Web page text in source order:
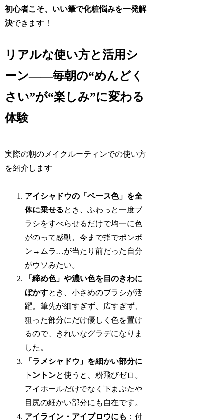
初心者こそ、いい筆で化粧悩みを一発解
決できます！
リアルな使い方と活用シ
ーン――毎朝の“めんどく
さい”が“楽しみ”に変わる
体験
実際の朝のメイクルーティンでの使い方
を紹介します――
アイシャドウの「ベース色」を全
体に乗せるとき、ふわっと一度ブ
ラシをすべらせるだけで均一に色
がのって感動。今まで指でポンポ
ン→ムラ…が当たり前だった自分
がウソみたい。
「締め色」や濃い色を目のきわに
ぼかすとき、小さめのブラシが活
躍。筆先が細すぎず、広すぎず、
狙った部分にだけ優しく色を置け
るので、きれいなグラデになりま
した。
「ラメシャドウ」を細かい部分に
トントンと使うと、粉飛びゼロ。
アイホールだけでなく下まぶたや
目尻の細かい部分にも自在です。
アイライン・アイブロウにも ：付